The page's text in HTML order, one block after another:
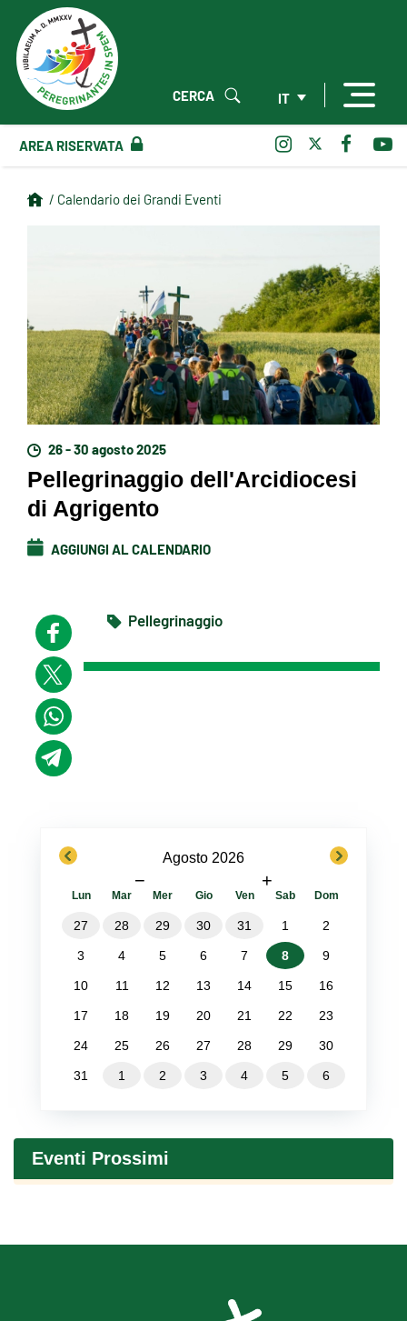
IT
CERCA
AREA RISERVATA
/ Calendario dei Grandi Eventi
26 - 30 agosto 2025
Pellegrinaggio dell'Arcidiocesi
di Agrigento
AGGIUNGI AL CALENDARIO
Pellegrinaggio
previous Agosto 2026
− +
next
Lun Mar Mer Gio Ven Sab Dom
27 28 29 30 31 1 2
3 4 5 6 7 8 9
10 11 12 13 14 15 16
17 18 19 20 21 22 23
24 25 26 27 28 29 30
31 1 2 3 4 5 6
Eventi Prossimi